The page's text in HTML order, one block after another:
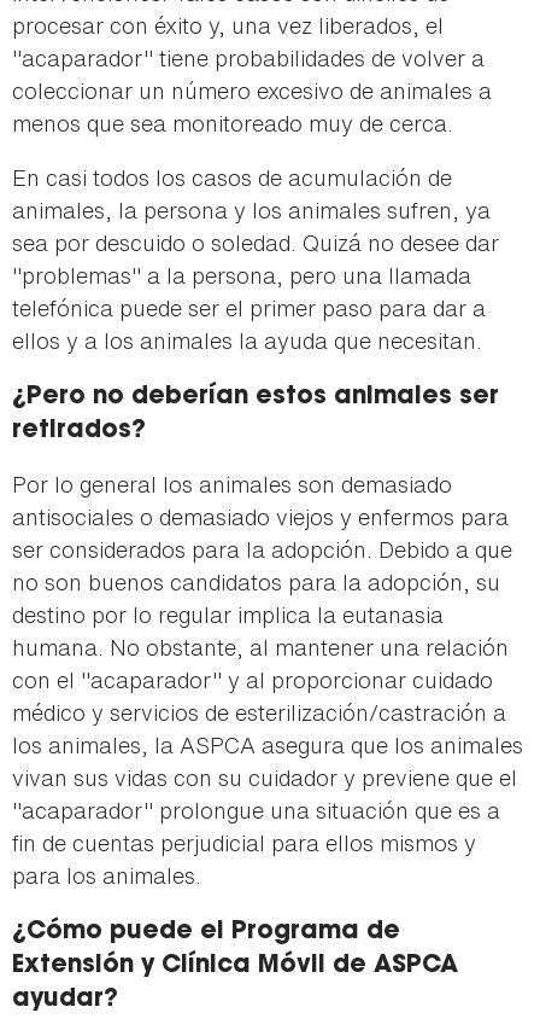
procesar con éxito y, una vez liberados, el
"acaparador" tiene probabilidades de volver a
coleccionar un número excesivo de animales a
menos que sea monitoreado muy de cerca.
En casi todos los casos de acumulación de
animales, la persona y los animales sufren, ya
sea por descuido o soledad. Quizá no desee dar
"problemas" a la persona, pero una llamada
telefónica puede ser el primer paso para dar a
ellos y a los animales la ayuda que necesitan.
¿Pero no deberían estos animales ser
retirados?
Por lo general los animales son demasiado
antisociales o demasiado viejos y enfermos para
ser considerados para la adopción. Debido a que
no son buenos candidatos para la adopción, su
destino por lo regular implica la eutanasia
humana. No obstante, al mantener una relación
con el "acaparador" y al proporcionar cuidado
médico y servicios de esterilización/castración a
los animales, la ASPCA asegura que los animales
vivan sus vidas con su cuidador y previene que el
"acaparador" prolongue una situación que es a
fin de cuentas perjudicial para ellos mismos y
para los animales.
¿Cómo puede el Programa de
Extensión y Clínica Móvil de ASPCA
ayudar?